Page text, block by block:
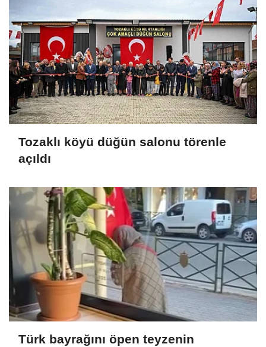
Tozaklı köyü düğün salonu törenle
açıldı
Türk bayrağını öpen teyzenin